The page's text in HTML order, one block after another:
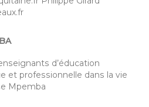
d’éducation
et professionnelle dans la vie
Mpemba